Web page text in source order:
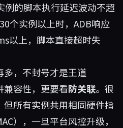
例的脚本执行延迟波动不超
个实例以上时，ADB响应
以上，脚本直接超时失
多，不封号才是王道
兼容性，更要看防关联。很
所有实例共用相同硬件指
），一旦平台风控升级，